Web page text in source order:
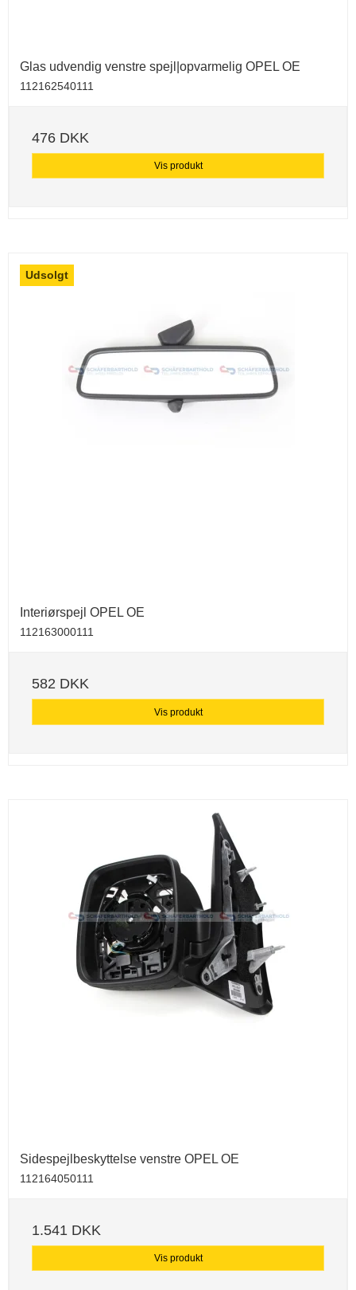
Glas udvendig venstre spejl|opvarmelig OPEL OE
112162540111
476 DKK
Vis produkt
Udsolgt
Interiørspejl OPEL OE
112163000111
582 DKK
Vis produkt
Sidespejlbeskyttelse venstre OPEL OE
112164050111
1.541 DKK
Vis produkt